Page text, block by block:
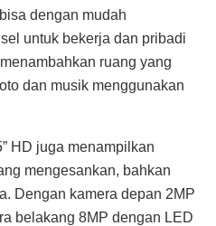
dengan mudah
untuk bekerja dan pribadi
ruang yang
dan musik menggunakan
HD juga menampilkan
mengesankan, bahkan
Dengan kamera depan 2MP
belakang 8MP dengan LED